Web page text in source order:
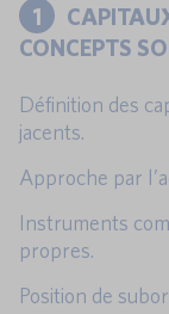
1
CONCEPTS
Définition des
jacents.
Approche par
Instruments
propres.
Position de